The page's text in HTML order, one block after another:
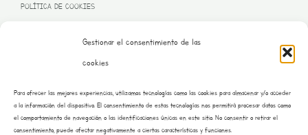
Gestionar el consentimiento de las
cookies
Para ofrecer las mejores experiencias, utilizamos tecnologías como las cookies para almacenar y/o acceder
a la información del dispositivo. El consentimiento de estas tecnologías nos permitirá procesar datos como
el comportamiento de navegación o las identificaciones únicas en este sitio. No consentir o retirar el
consentimiento, puede afectar negativamente a ciertas características y funciones.
POLÍTICA DE COOKIES
– NEXT GENERATION EU